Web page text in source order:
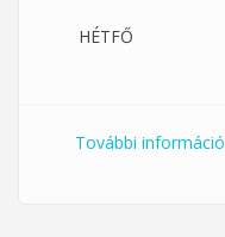
HÉTFŐ
További információ